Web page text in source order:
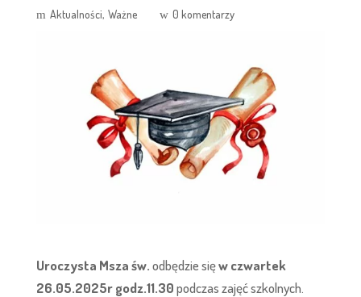
Aktualności Ważne 0 komentarzy
Uroczysta Msza św.odbędzie sięw czwartek
26.05.2025r godz.11.30podczas zajęć szkolnych.